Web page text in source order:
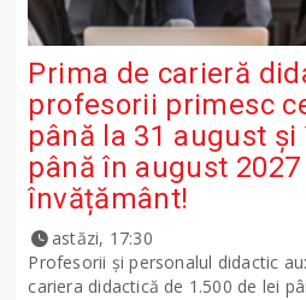
Prima de carieră
profesorii primesc
până la 31 august
până în august
învățământ!
astăzi, 17:30
Profesorii și personalul didactic
cariera didactică de 1.500 de lei